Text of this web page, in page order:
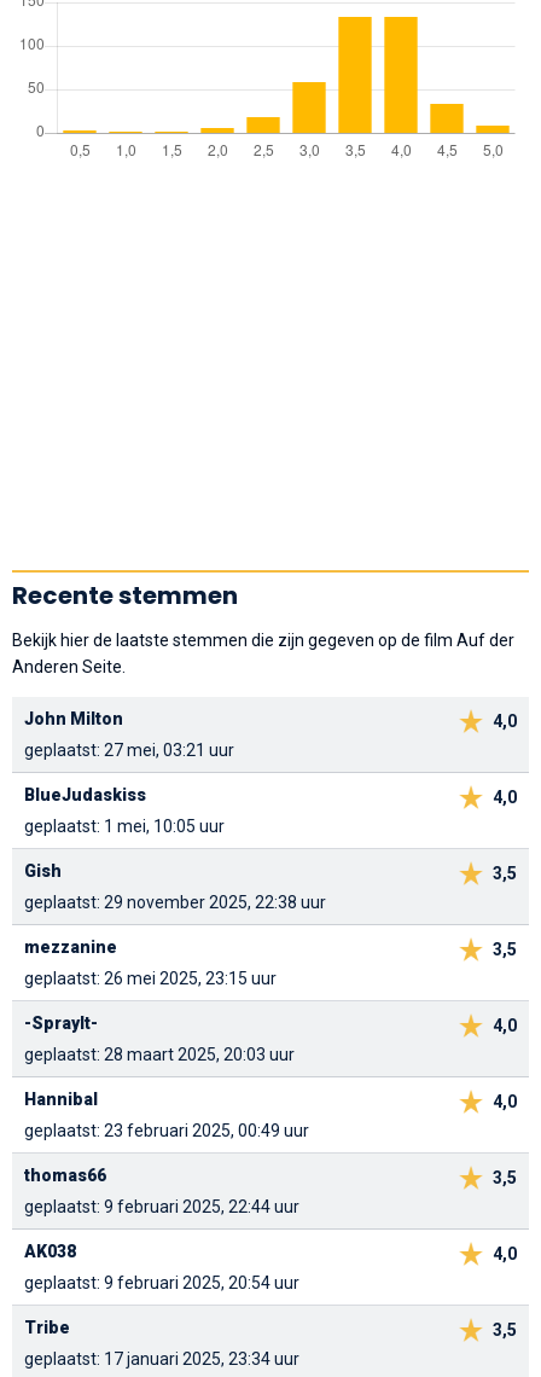
Recente stemmen
Bekijk hier de laatste stemmen die zijn gegeven op de film Auf der
Anderen Seite.
4,0
John Milton
geplaatst: 27 mei, 03:21 uur
4,0
BlueJudaskiss
geplaatst: 1 mei, 10:05 uur
3,5
Gish
geplaatst: 29 november 2025, 22:38 uur
3,5
mezzanine
geplaatst: 26 mei 2025, 23:15 uur
4,0
-SprayIt-
geplaatst: 28 maart 2025, 20:03 uur
4,0
Hannibal
geplaatst: 23 februari 2025, 00:49 uur
3,5
thomas66
geplaatst: 9 februari 2025, 22:44 uur
4,0
AK038
geplaatst: 9 februari 2025, 20:54 uur
3,5
Tribe
geplaatst: 17 januari 2025, 23:34 uur